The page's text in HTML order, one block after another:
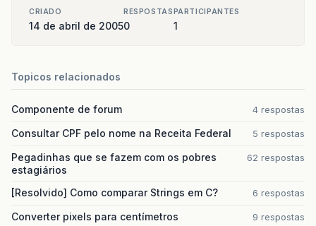
CRIADO
14 de abril de 2005
RESPOSTAS
0
PARTICIPANTES
1
Topicos relacionados
Componente de forum 4 respostas
Consultar CPF pelo nome na Receita Federal 5 respostas
Pegadinhas que se fazem com os pobres
estagiários
62 respostas
[Resolvido] Como comparar Strings em C? 6 respostas
Converter pixels para centímetros 9 respostas